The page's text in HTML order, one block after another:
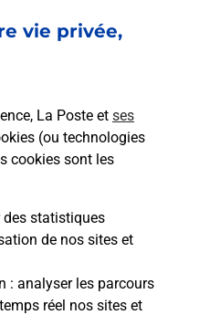
vie privée,
La Poste et ses
(ou technologies
cookies sont les
des statistiques
de nos sites et
: analyser les parcours
réel nos sites et
reconditionné
pas cher proche
offre de
vos bureaux de
(31200) !